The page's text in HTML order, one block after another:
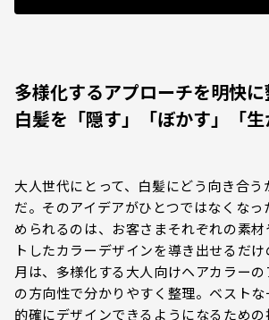
多様化するアプローチを明快に
白髪を「隠す」「ぼかす」「
大人世代にとって、白髪にどう向き合う
だ。そのアイデアがひとつではなくなっ
められるのは、お客さまそれぞれの素材
トしたカラーデザインを導き出せるだ
月は、多様化する大人向けヘアカラー
の方向性で分かりやすく整理。ベストな
的確にデザインできるようになるための